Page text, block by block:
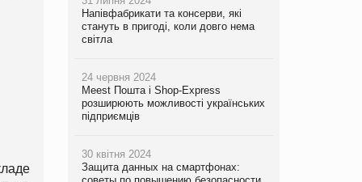
Напівфабрикати та консерви, які
стануть в пригоді, коли довго нема
світла
24 червня 2024
Meest Пошта і Shop-Express
розширюють можливості українських
підприємців
30 квітня 2024
Защита данных на смартфонах: